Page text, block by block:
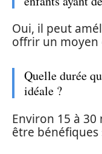
Oui, il peut
offrir un moyen
Quelle durée
idéale ?
Environ 15 à
être